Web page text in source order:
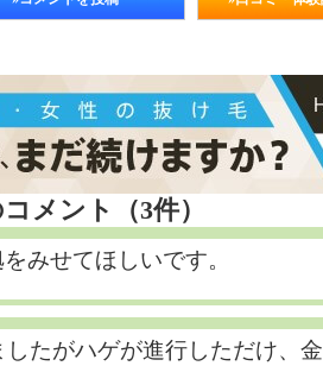
メント（3件）
みせてほしいです。
たがハゲが進行しただけ、